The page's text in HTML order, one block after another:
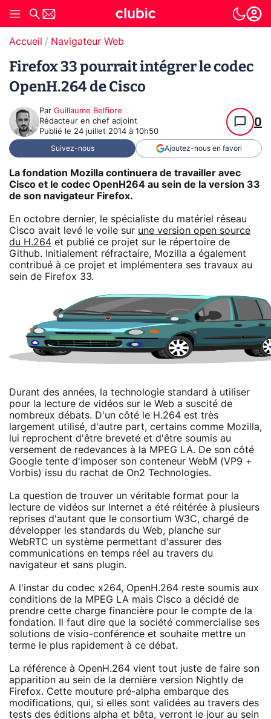
Accueil Navigateur Web
Firefox 33 pourrait intégrer le codec
OpenH.264 de Cisco
Par Guillaume Belfiore
Rédacteur en chef adjoint
Publié le 24 juillet 2014 à 10h50
0
Suivez-nous Ajoutez-nous en favori
La fondation Mozilla continuera de travailler avec
Cisco et le codec OpenH264 au sein de la version 33
de son navigateur Firefox.
En octobre dernier, le spécialiste du matériel réseau
Cisco avait levé le voile sur une version open source
du H.264 et publié ce projet sur le répertoire de
Github. Initialement réfractaire, Mozilla a également
contribué à ce projet et implémentera ses travaux au
sein de Firefox 33.
Durant des années, la technologie standard à utiliser
pour la lecture de vidéos sur le Web a suscité de
nombreux débats. D'un côté le H.264 est très
largement utilisé, d'autre part, certains comme Mozilla,
lui reprochent d'être breveté et d'être soumis au
versement de redevances à la MPEG LA. De son côté
Google tente d'imposer son conteneur WebM (VP9 +
Vorbis) issu du rachat de On2 Technologies.
La question de trouver un véritable format pour la
lecture de vidéos sur Internet a été réitérée à plusieurs
reprises d'autant que le consortium W3C, chargé de
développer les standards du Web, planche sur
WebRTC un système permettant d'assurer des
communications en temps réel au travers du
navigateur et sans plugin.
A l'instar du codec x264, OpenH.264 reste soumis aux
conditions de la MPEG LA mais Cisco a décidé de
prendre cette charge financière pour le compte de la
fondation. Il faut dire que la société commercialise ses
solutions de visio-conférence et souhaite mettre un
terme le plus rapidement à ce débat.
La référence à OpenH.264 vient tout juste de faire son
apparition au sein de la dernière version Nightly de
Firefox. Cette mouture pré-alpha embarque des
modifications, qui, si elles sont validées au travers des
tests des éditions alpha et bêta, verront le jour au sein